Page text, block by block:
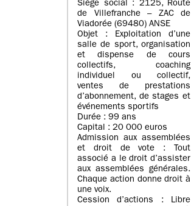
Siège social : 2125, Route
de Villefranche – ZAC de
Viadorée (69480) ANSE
Objet : Exploitation d’une
salle de sport, organisation
et dispense de cours
collectifs, coaching
individuel ou collectif,
ventes de prestations
d’abonnement, de stages et
événements sportifs
Durée : 99 ans
Capital : 20 000 euros
Admission aux assemblées
et droit de vote : Tout
associé a le droit d’assister
aux assemblées générales.
Chaque action donne droit à
une voix.
Cession d’actions : Libre